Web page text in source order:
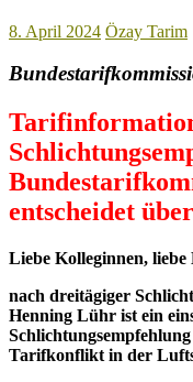
8. April 2024 Özay Tarim
entscheidet
Liebe Kolleginnen, liebe
nach dreitägiger
Henning Lühr ist ein
Tarifkonflikt in der